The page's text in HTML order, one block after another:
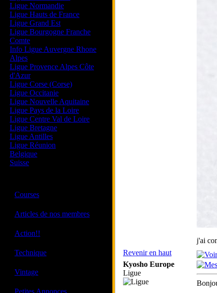
Ligue Normandie
Ligue Hauts de France
Ligue Grand Est
Ligue Bourgogne Franche
Comte
Info Ligue Auvergne Rhone
Alpes
Ligue Provence Alpes Côte
d'Azur
Ligue Corse (Corse)
Ligue Occitanie
Ligue Nouvelle Aquitaine
Ligue Pays de la Loire
Ligue Centre Val de Loire
Ligue Bretagne
Ligue Antilles
Ligue Réunion
Belgique
Suisse
Courses
Articles de nos membres
Action!!
Technique
Vintage
Petites Annonces
j'ai
Revenir en haut
Kyosho Europe
Ligue